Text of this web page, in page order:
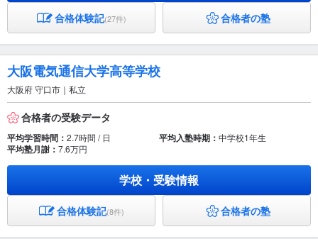
合格体験記(27件) 合格者の塾
大阪電気通信大学高等学校
大阪府 守口市｜私立
合格者の受験データ
平均学習時間： 2.7時間 / 日 平均入塾時期： 中学校1年生
平均塾月謝： 7.6万円
学校・受験情報
合格体験記(8件) 合格者の塾